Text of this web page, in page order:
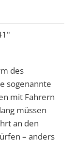
des
sogenannte
mit Fahrern
müssen
an den
– anders